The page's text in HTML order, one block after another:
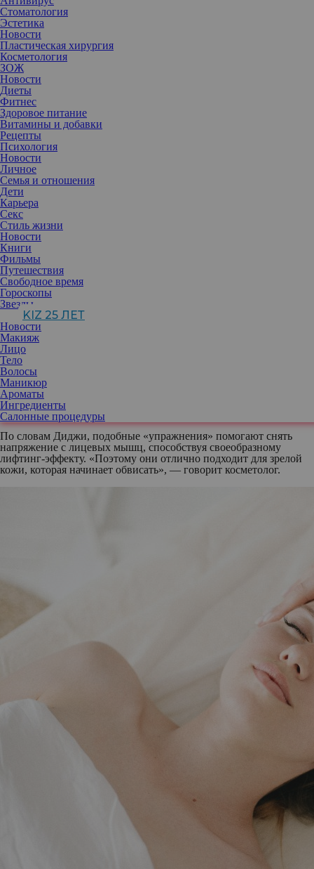
Стоматология
Эстетика
Новости
Пластическая хирургия
Косметология
ЗОЖ
Новости
Диеты
Фитнес
Здоровое питание
Витамины и добавки
Рецепты
Психология
Новости
Личное
Семья и отношения
Дети
Карьера
Секс
Стиль жизни
Новости
Книги
Фильмы
Путешествия
Свободное время
Гороскопы
Звезды
KIZ 25 ЛЕТ
Новости
Макияж
Лицо
Тело
Волосы
Маникюр
Ароматы
Ингредиенты
Салонные процедуры
Благодаря регулярным физическим нагрузкам, тело
преображается прямо на глазах: уходит лишний вес, фигура
становится более подтянутой. А что будет, если начать
тренировать мышцы лица?
Последние несколько лет многие клиники стали отказываться от
привычных уколов красоты в пользу массажа лица. Нет, такой
тренд вовсе не обусловлен модой на естественное старение, как
раз наоборот. Доказано, что если «прокачать» мышцы лица, то
его контуры станут более четкими, а морщины разгладятся.
«Массаж улучшает кровообращение, доставляя свежую кровь и
питательные вещества к верхним слоям эпидермиса. Это
способствует выведению токсинов через лимфатическую
систему, в результате чего кожа становится более яркой и
сияющей», — объясняет топ-косметолог и основатель Black Skin
Directory Диджа Айоделе. Доказано, что если выполнять
массажные техники регулярно, то кожа лица станет более
упругой и эластичной.
По словам Диджи, подобные «упражнения» помогают снять
напряжение с лицевых мышц, способствуя своеобразному
лифтинг-эффекту. «Поэтому они отлично подходит для зрелой
кожи, которая начинает обвисать», — говорит косметолог.